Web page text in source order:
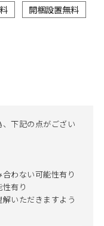
開梱設置無料
下記の点がござい
わない可能性有り
有り
いただきますよう